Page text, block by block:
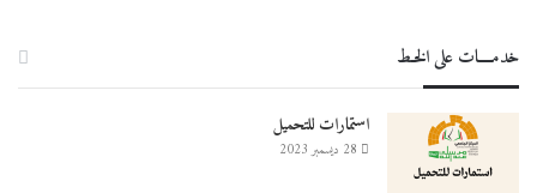
خدمــــات على الخـط
استمارات للتحميل
28 ديسمبر 2023